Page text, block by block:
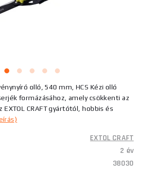
olló, 540 mm, HCS Kézi olló
formázásához, amely csökkenti az
EXTOL CRAFT gyártótól, hobbis és
EXTOL CRAFT
2 év
38030